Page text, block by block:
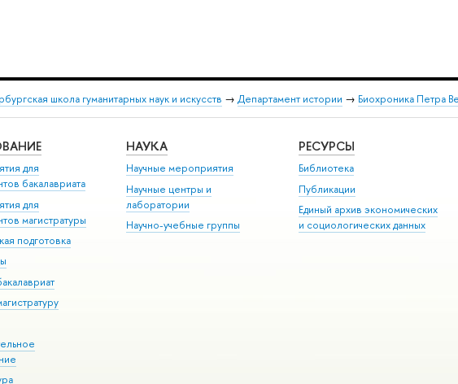
школа гуманитарных наук и искусств → Департамент истории → Биохроника Петра
для
бакалавриата
для
магистратуры
подготовка
НАУКА
Научные мероприятия
Научные центры и
лаборатории
Научно-учебные группы
РЕСУРСЫ
Библиотека
Публикации
Единый архив экономических
и социологических данных